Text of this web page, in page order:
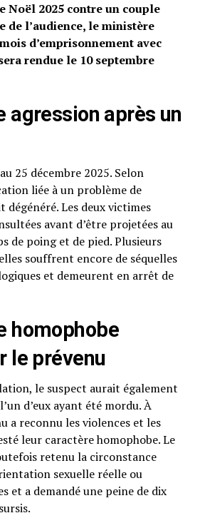
Noël 2025 contre un couple
de l’audience, le ministère
d’emprisonnement avec
rendue le 10 septembre
agression après un
25 décembre 2025. Selon
liée à un problème de
Les deux victimes
avant d’être projetées au
de poing et de pied. Plusieurs
souffrent encore de séquelles
et demeurent en arrêt de
homophobe
le prévenu
le suspect aurait également
d’eux ayant été mordu. À
a reconnu les violences et les
leur caractère homophobe. Le
retenu la circonstance
sexuelle réelle ou
et a demandé une peine de dix